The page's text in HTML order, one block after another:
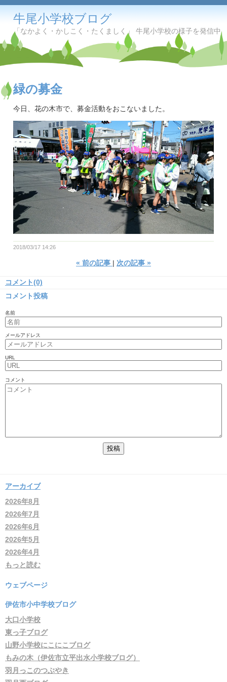
牛尾小学校ブログ
「なかよく・かしこく・たくましく」 牛尾小学校の様子を発信中
緑の募金
今日、花の木市で、募金活動をおこないました。
2018/03/17 14:26
« 前の記事 次の記事 »
コメント(0)
コメント投稿
名前
メールアドレス
URL
コメント
アーカイブ
2026年8月
2026年7月
2026年6月
2026年5月
2026年4月
もっと読む
ウェブページ
伊佐市小中学校ブログ
大口小学校
東っ子ブログ
山野小学校にこにこブログ
もみの木（伊佐市立平出水小学校ブログ）
羽月っこのつぶやき